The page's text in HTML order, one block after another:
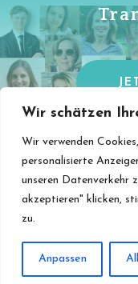
Wir schätzen
Wir verwenden
personalisierte
unseren Datenverkehr
akzeptieren" klicken,
zu.
Anpassen
Sennfit ©